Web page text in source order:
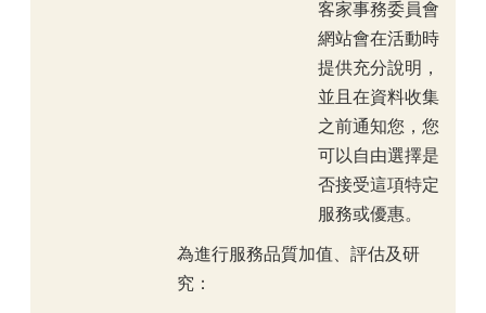
客家事務委員會
網站會在活動時
提供充分說明，
並且在資料收集
之前通知您，您
可以自由選擇是
否接受這項特定
服務或優惠。
為進行服務品質加值、評估及研
究：